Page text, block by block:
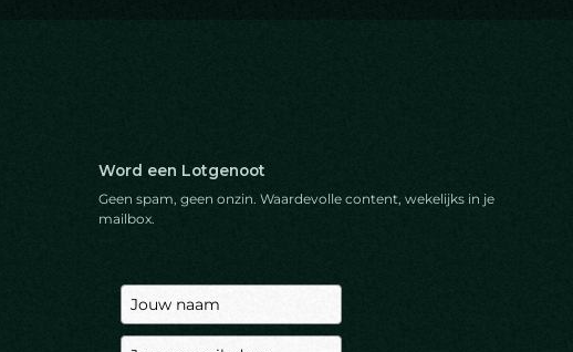
Word een Lotgenoot
Geen spam, geen onzin. Waardevolle content, wekelijks in je
mailbox.